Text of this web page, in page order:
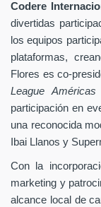
Codere
divertidas
los equipos
plataformas,
Flores es co-
League Américas
participación en
una reconocida
Ibai Llanos y
Con la
marketing y
alcance local de